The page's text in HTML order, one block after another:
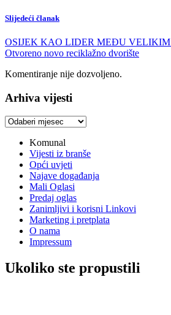
Slijedeći članak
OSIJEK KAO LIDER MEĐU
Otvoreno novo reciklažno dvorište
Komentiranje nije dozvoljeno.
Arhiva vijesti
Arhiva
Komunal
Vijesti iz branše
Opći uvjeti
Najave događanja
Mali Oglasi
Predaj oglas
Zanimljivi i korisni Linkovi
Marketing i pretplata
O nama
Impressum
Ukoliko ste propustili